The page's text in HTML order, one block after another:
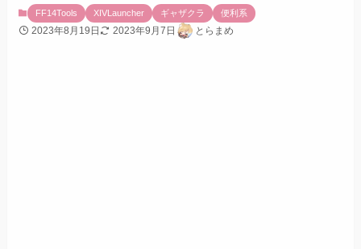
FF14Tools XIVLauncher ギャザクラ 便利系
2023年8月19日 2023年9月7日 とらまめ
各オーバーレイの右下に、別のオーバーレイを
開くためのボタンがあります